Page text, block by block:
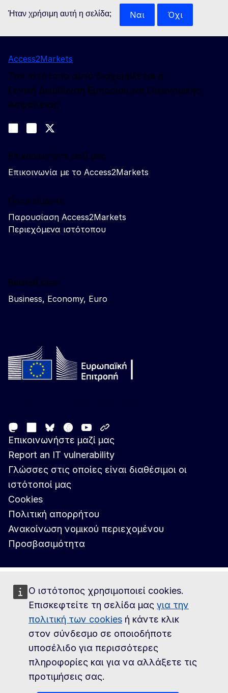
Ο ιστότοπος χρησιμοποιεί cookies.
Επισκεφτείτε τη σελίδα μας για την
πολιτική των cookies ή κάντε κλικ
στον σύνδεσμο σε οποιοδήποτε
υποσέλιδο για περισσότερες
πληροφορίες και για να αλλάξετε τις
προτιμήσεις σας.
Ήταν χρήσιμη αυτή η σελίδα; Ναι Όχι
Access2Markets
Τον ιστότοπο αυτό διαχειρίζεται η:
Γενική Διεύθυνση Εμπορίου και Οικονομικής
Ασφάλειας
Join us on LinkedIn
Trade-Off podcast
Επικοινωνήστε μαζί μας
Επικοινωνία με το Access2Markets
Ποιοι είμαστε
Παρουσίαση Access2Markets
Περιεχόμενα ιστότοπου
Related sites
Business, Economy, Euro
MastodonLinkedIn
Bluesky
Facebook
Youtube
Επικοινωνήστε μαζί μας
Report an IT vulnerability
Γλώσσες στις οποίες είναι διαθέσιμοι οι
ιστότοποί μας
Cookies
Πολιτική απορρήτου
Ανακοίνωση νομικού περιεχομένου
Προσβασιμότητα